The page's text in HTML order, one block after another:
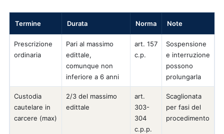
Termine Durata Norma Note
Prescrizione
ordinaria
Pari al massimo
edittale,
comunque non
inferiore a 6 anni
art. 157
c.p.
Sospensione
e interruzione
possono
prolungarla
Custodia
cautelare in
carcere (max)
2/3 del massimo
edittale
art.
303-
304
c.p.p.
Scaglionata
per fasi del
procedimento